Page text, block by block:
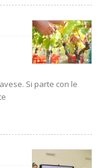
Si parte con le